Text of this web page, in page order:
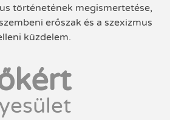
történetének megismertetése,
erőszak és a szexizmus
küzdelem.